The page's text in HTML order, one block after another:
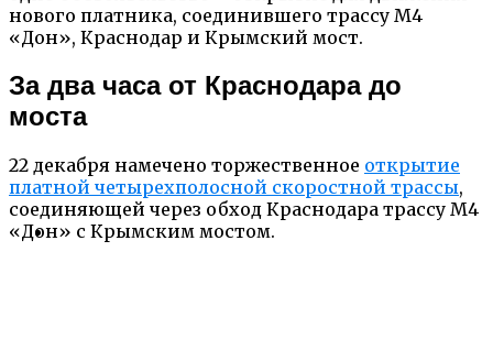
нового платника, соединившего трассу М4
«Дон», Краснодар и Крымский мост.
За два часа от Краснодара до
моста
22 декабря намечено торжественное открытие
платной четырехполосной скоростной трассы,
соединяющей через обход Краснодара трассу М4
«Дон» с Крымским мостом.